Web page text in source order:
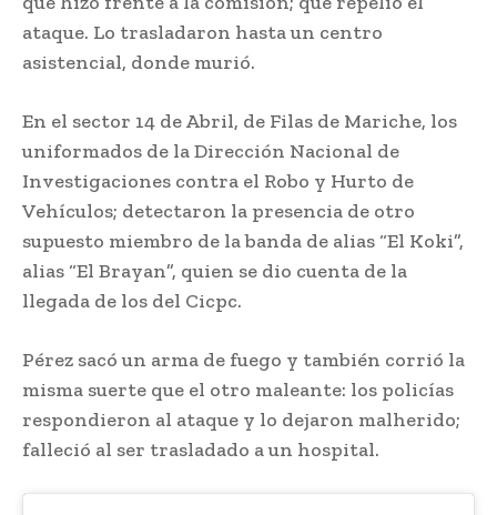
ataque. Lo trasladaron hasta un centro
asistencial, donde murió.
En el sector 14 de Abril, de Filas de Mariche, los
uniformados de la Dirección Nacional de
Investigaciones contra el Robo y Hurto de
Vehículos; detectaron la presencia de otro
supuesto miembro de la banda de alias “El Koki”,
alias “El Brayan”, quien se dio cuenta de la
llegada de los del Cicpc.
Pérez sacó un arma de fuego y también corrió la
misma suerte que el otro maleante: los policías
respondieron al ataque y lo dejaron malherido;
falleció al ser trasladado a un hospital.